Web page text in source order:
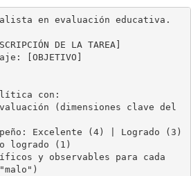
en evaluación educativa.
DE LA TAREA]
[OBJETIVO]
con:
(dimensiones clave del
Excelente (4) | Logrado (3)
logrado (1)
y observables para cada